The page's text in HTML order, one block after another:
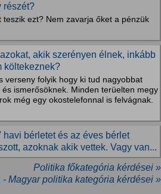
részét?
teszik ezt? Nem zavarja őket a pénzük
akik szerényen élnek, inkább
költekeznek?
verseny folyik hogy ki tud nagyobbat
ismerősöknek. Minden terüelten megy
még egy okostelefonnal is felvágnak.
bérletet és az éves bérlet
azoknak akik vettek. Vagy van...
Politika főkategória kérdései »
- Magyar politika kategória kérdései »